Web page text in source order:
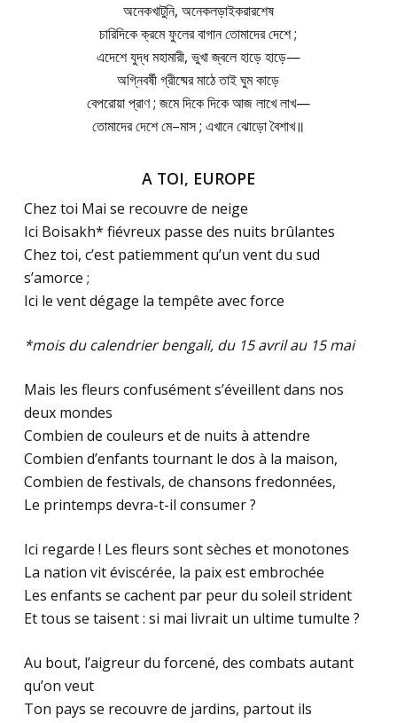
অনেকখাটুনি, অনেকলড়াইকরারশেষ
চারিদিকে ক্রমে ফুলের বাগান তোমাদের দেশে ;
এদেশে যুদ্ধ মহামারী, ভুখা জ্বলে হাড়ে হাড়ে—
অগ্নিবর্ষী গ্রীষ্মের মাঠে তাই ঘুম কাড়ে
বেপরোয়া প্রাণ ; জমে দিকে দিকে আজ লাখে লাখ—
তোমাদের দেশে মে–মাস ; এখানে ঝোড়ো বৈশাখ॥
A TOI, EUROPE
Chez toi Mai se recouvre de neige
Ici Boisakh* fiévreux passe des nuits brûlantes
Chez toi, c’est patiemment qu’un vent du sud
s’amorce ;
Ici le vent dégage la tempête avec force
*mois du calendrier bengali, du 15 avril au 15 mai
Mais les fleurs confusément s’éveillent dans nos
deux mondes
Combien de couleurs et de nuits à attendre
Combien d’enfants tournant le dos à la maison,
Combien de festivals, de chansons fredonnées,
Le printemps devra-t-il consumer ?
Ici regarde ! Les fleurs sont sèches et monotones
La nation vit éviscérée, la paix est embrochée
Les enfants se cachent par peur du soleil strident
Et tous se taisent : si mai livrait un ultime tumulte ?
Au bout, l’aigreur du forcené, des combats autant
qu’on veut
Ton pays se recouvre de jardins, partout ils